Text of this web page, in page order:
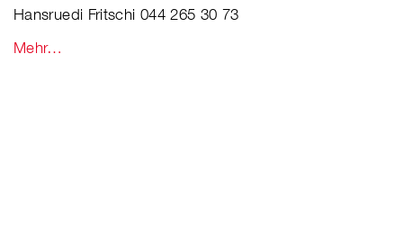
Hansruedi Fritschi 044 265 30 73
Mehr…